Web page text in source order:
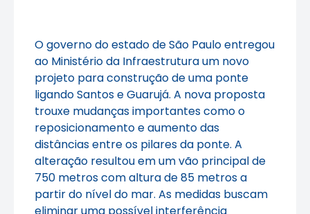
O governo do estado de São Paulo entregou
ao Ministério da Infraestrutura um novo
projeto para construção de uma ponte
ligando Santos e Guarujá. A nova proposta
trouxe mudanças importantes como o
reposicionamento e aumento das
distâncias entre os pilares da ponte. A
alteração resultou em um vão principal de
750 metros com altura de 85 metros a
partir do nível do mar. As medidas buscam